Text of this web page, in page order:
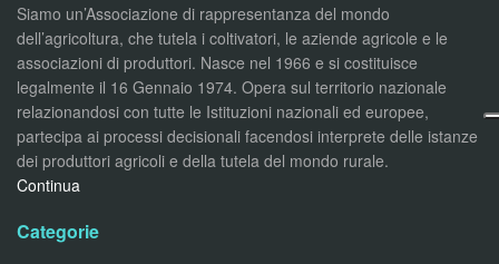
Siamo un’Associazione di rappresentanza del mondo
dell’agricoltura, che tutela i coltivatori, le aziende agricole e le
associazioni di produttori. Nasce nel 1966 e si costituisce
legalmente il 16 Gennaio 1974. Opera sul territorio nazionale
relazionandosi con tutte le Istituzioni nazionali ed europee,
partecipa ai processi decisionali facendosi interprete delle istanze
dei produttori agricoli e della tutela del mondo rurale.
Continua
Categorie